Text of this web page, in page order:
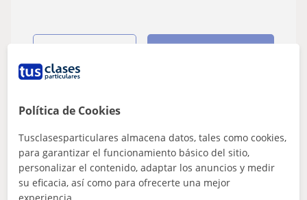
15€/h 1ª clase gratis
Diana
Política de Cookies
Tusclasesparticulares almacena datos, tales como cookies,
para garantizar el funcionamiento básico del sitio,
personalizar el contenido, adaptar los anuncios y medir
su eficacia, así como para ofrecerte una mejor
experiencia.